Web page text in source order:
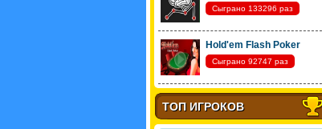
Сыграно 133296 раз
Hold'em Flash Poker
Сыграно 92747 раз
ТОП ИГРОКОВ